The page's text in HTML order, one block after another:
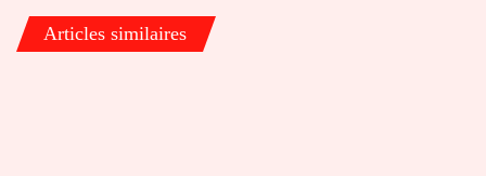
Gnassingbé
Articles similaires